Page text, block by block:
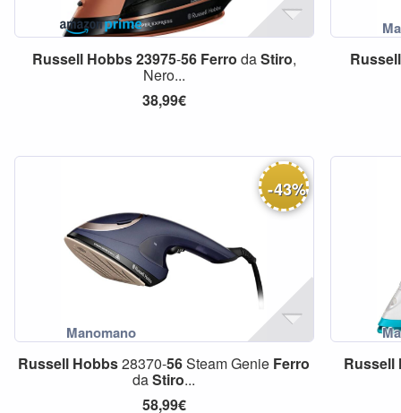
Russell Hobbs23975-56 Ferro daStiro,
Nero...
38,99€
Russell
-43%
Russell Hobbs28370-56Steam Genie Ferro
daStiro...
58,99€
Russell